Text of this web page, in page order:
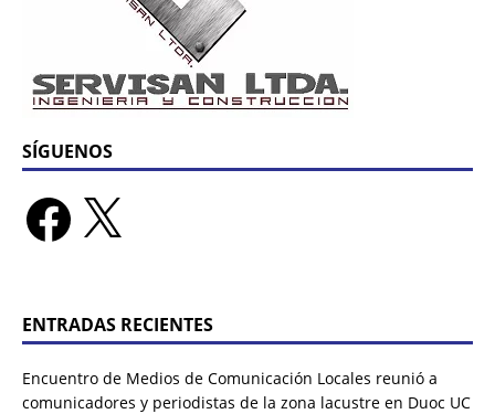
SÍGUENOS
ENTRADAS RECIENTES
Encuentro de Medios de Comunicación Locales reunió a
comunicadores y periodistas de la zona lacustre en Duoc UC